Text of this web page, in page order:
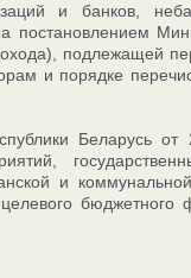
и банков,
подлежащей
и порядке
Беларусь
и
бюджетного